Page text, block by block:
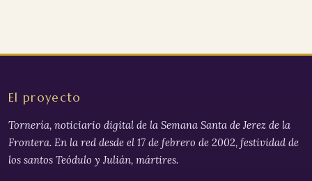
El proyecto
Tornería, noticiario digital de la Semana Santa de Jerez de la
Frontera. En la red desde el 17 de febrero de 2002, festividad de
los santos Teódulo y Julián, mártires.